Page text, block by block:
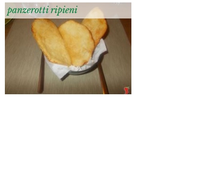
panzerotti ripieni